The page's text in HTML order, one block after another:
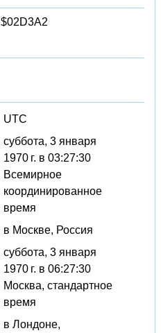
$02D3A2
UTC
суббота, 3 января
1970 г. в 03:27:30
Всемирное
координированное
время
в Москве, Россия
суббота, 3 января
1970 г. в 06:27:30
Москва, стандартное
время
в Лондоне,